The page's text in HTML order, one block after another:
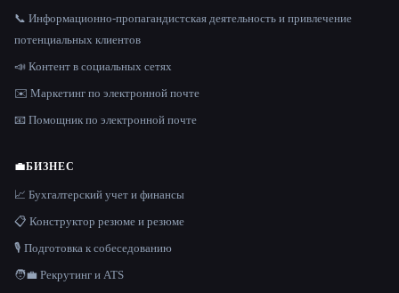
📞 Информационно-пропагандистская деятельность и привлечение
потенциальных клиентов
📣 Контент в социальных сетях
✉️ Маркетинг по электронной почте
📧 Помощник по электронной почте
💼БИЗНЕС
📈 Бухгалтерский учет и финансы
📋 Конструктор резюме и резюме
🎙️ Подготовка к собеседованию
🧑‍💼 Рекрутинг и ATS